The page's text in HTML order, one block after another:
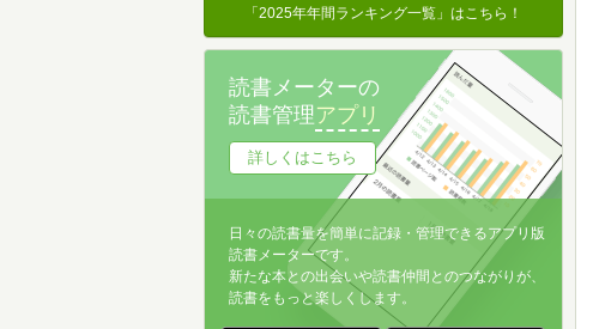
名前昇順
名前降順
冊数が多い順
冊数が少ない順
「2025年年間ランキング一覧」はこちら！
読書メーターの
読書管理アプリ
詳しくはこちら
日々の読書量を簡単に記録・管理できるアプリ版
読書メーターです。
新たな本との出会いや読書仲間とのつながりが、
読書をもっと楽しくします。